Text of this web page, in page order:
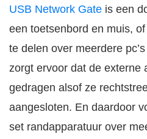
USB Network Gate is een
een toetsenbord en muis,
te delen over meerdere
zorgt ervoor dat de externe
gedragen alsof ze
aangesloten. En daardoor
set randapparatuur over